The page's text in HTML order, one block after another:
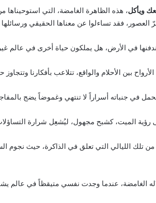
ويأكل، هذه الظاهرة الغامضة، التي استوحيناها
فقد تساءلوا عن معناها الحقيقي ورسائلها
في الأرض، هل يملكون حياة أخرى في عالم
بين الأحلام والواقع، تتلاعب بأفكارنا
في جنباته أسراراً لا تنتهي وغموضاً يضج
رؤية الميت، كشبح مجهول، ليُشعِل شرارة
من تلك الليالي التي تعلق في الذاكرة، حيث نجوم
الغامضة، عندما وجدت نفسي متيقظاً في عالم